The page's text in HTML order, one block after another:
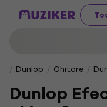
Dunlop Chitare
Dunlop